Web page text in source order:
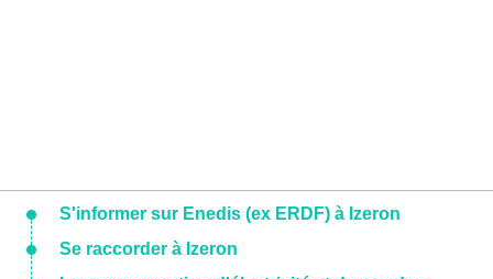
S'informer sur Enedis (ex ERDF) à Izeron
Se raccorder à Izeron